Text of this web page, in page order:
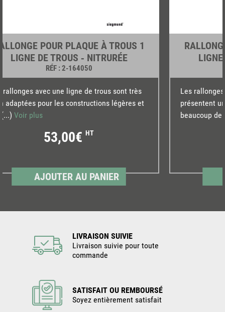
POUR PLAQUE À TROUS 1
LIGNE DE TROUS ‐ NITRURÉE
RÉF: 2-164050
rallonges avec une ligne de trous sont très
adaptées pour les constructions légères et
Voir plus
53,00€ HT
AJOUTER AU PANIER
Les
présentent
beaucoup
LIVRAISON SUIVIE
Livraison suivie pour toute
commande
SATISFAIT OU REMBOURSÉ
Soyez entièrement satisfait